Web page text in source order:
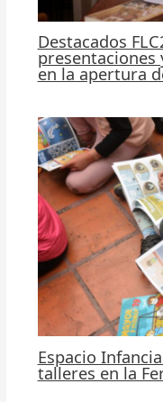
Destacados
en la apertura
Espacio
talleres en la